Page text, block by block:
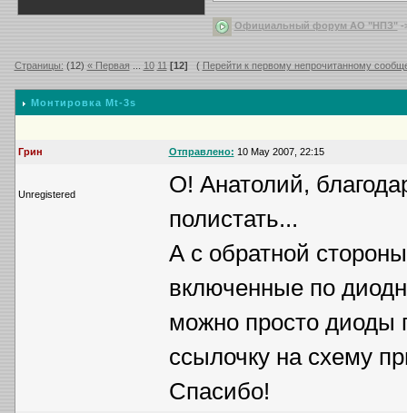
Официальный форум АО "НПЗ"-
Страницы: (12) « Первая... 10 11 [12] ( Перейти к первому непрочитанному
Монтировка Mt-3s
Грин Отправлено: 10 May 2007, 22:15
Unregistered
О! Анатолий,
полистать...
А с обратной
включенные по
можно просто диоды
ссылочку на схему
Спасибо!